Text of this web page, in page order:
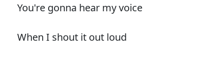
You're gonna hear my voice
When I shout it out loud